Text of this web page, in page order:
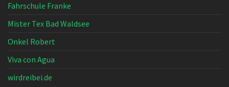
Fahrschule Franke
Mister Tex Bad Waldsee
Onkel Robert
Viva con Agua
wirdreibei.de